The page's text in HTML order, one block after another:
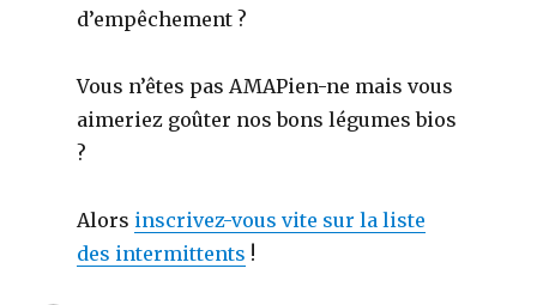
d’empêchement ?
Vous n’êtes pas AMAPien-ne mais vous
aimeriez goûter nos bons légumes bios
?
Alors inscrivez-vous vite sur la liste
des intermittents !